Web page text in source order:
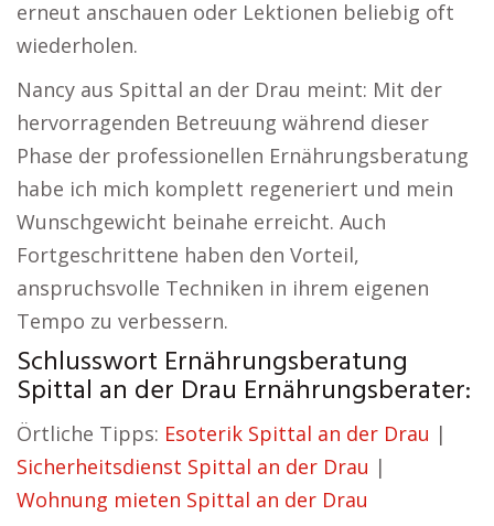
erneut anschauen oder Lektionen beliebig oft
wiederholen.
Nancy aus Spittal an der Drau meint: Mit der
hervorragenden Betreuung während dieser
Phase der professionellen Ernährungsberatung
habe ich mich komplett regeneriert und mein
Wunschgewicht beinahe erreicht. Auch
Fortgeschrittene haben den Vorteil,
anspruchsvolle Techniken in ihrem eigenen
Tempo zu verbessern.
Schlusswort Ernährungsberatung
Spittal an der Drau Ernährungsberater:
Örtliche Tipps: Esoterik Spittal an der Drau |
Sicherheitsdienst Spittal an der Drau |
Wohnung mieten Spittal an der Drau